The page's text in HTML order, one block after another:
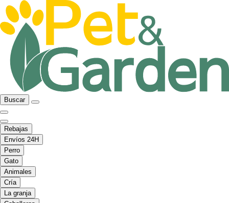
Buscar
Rebajas
Envíos 24H
Perro
Gato
Animales
Cría
La granja